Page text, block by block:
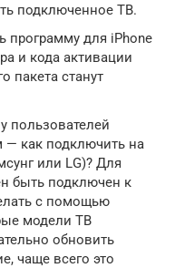
подключенное ТВ.
программу для iPhone
и кода активации
пакета станут
пользователей
— как подключить на
или LG)? Для
быть подключен к
с помощью
модели ТВ
обновить
чаще всего это